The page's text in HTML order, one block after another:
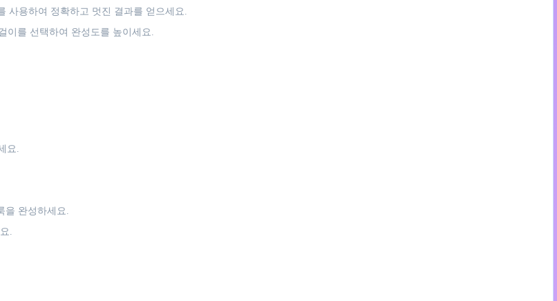
사용하여 정확하고 멋진 결과를 얻으세요.
이를 선택하여 완성도를 높이세요.
요.
을 완성하세요.
.